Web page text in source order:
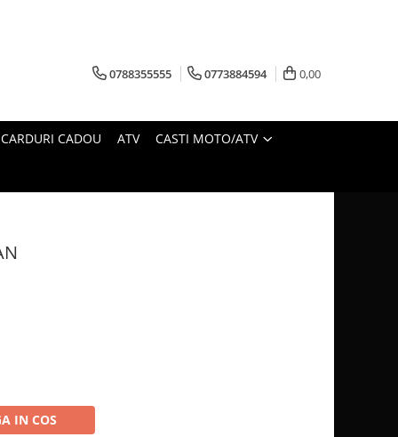
0788355555 0773884594 0,00
CARDURI CADOU ATV CASTI MOTO/ATV
IN COS